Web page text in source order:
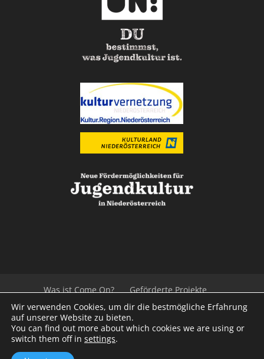
Was ist Come On?
Geförderte Projekte
Der Beirat
Impressum/Datenschutz
Links
Presse
© 2020Kulturvernetzung Niederösterreich
Wir verwenden Cookies, um dir die bestmögliche Erfahrung
auf unserer Website zu bieten.
You can find out more about which cookies we are using or
switch them off in settings.